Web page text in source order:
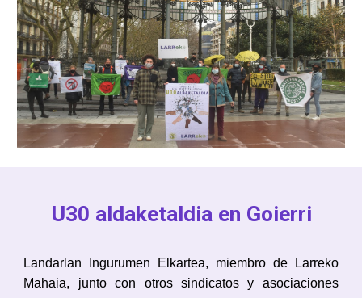
U30 aldaketaldia en Goierri
Landarlan Ingurumen Elkartea, miembro de Larreko
Mahaia, junto con otros sindicatos y asociaciones